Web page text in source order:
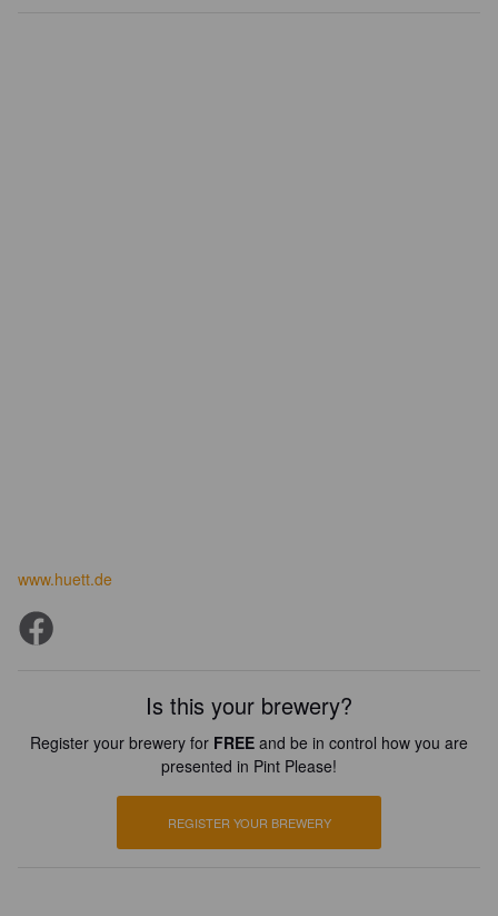
www.huett.de
Is this your brewery?
Register your brewery for FREE and be in control how you are
presented in Pint Please!
REGISTER YOUR BREWERY